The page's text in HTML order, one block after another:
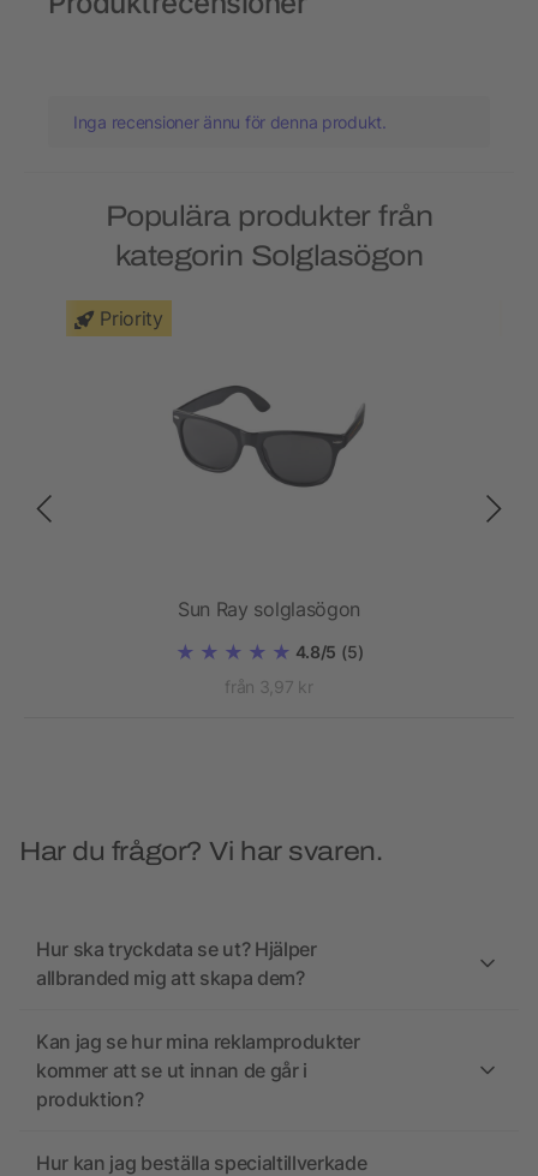
Inga recensioner ännu för denna produkt.
Populära produkter från
kategorin Solglasögon
Priority
Sun Ray solglasögon
4.8/5 (5)
från 3,97 kr
Har du frågor? Vi har svaren.
Hur ska tryckdata se ut? Hjälper
allbranded mig att skapa dem?
Kan jag se hur mina reklamprodukter
kommer att se ut innan de går i
produktion?
Hur kan jag beställa specialtillverkade